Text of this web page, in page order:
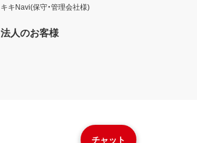
チャット
キキNavi(保守・管理会社様)
法人のお客様